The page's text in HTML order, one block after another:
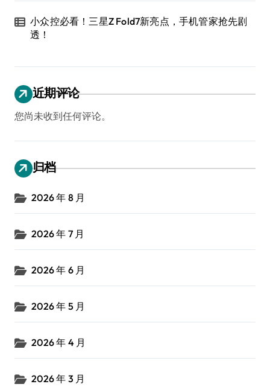
小众控必看！三星Z Fold7新亮点，手机管家抢先剧
透！
近期评论
您尚未收到任何评论。
归档
2026 年 8 月
2026 年 7 月
2026 年 6 月
2026 年 5 月
2026 年 4 月
2026 年 3 月